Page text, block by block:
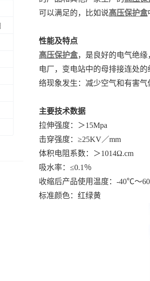
可以满足的，比如说高压保护盒
性能及特点
高压保护盒，是良好的电气绝
电厂，变电站中的母排接连处
络现象发生：减少空气和有害气
主要技术数据
拉伸强度：＞15Mpa
击穿强度：≥25KV／mm
体积电阻系数：＞1014Ω.cm
吸水率：≤0.1％
收缩后产品使用温度：-40℃～
标准颜色：红绿黄